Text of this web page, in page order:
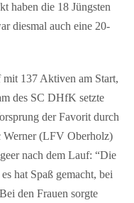
haben die 18 Jüngsten
diesmal auch eine 20-
137 Aktiven am Start,
des SC DHfK setzte
der Favorit durch
Werner (LFV Oberholz)
nach dem Lauf: “Die
hat Spaß gemacht, bei
den Frauen sorgte